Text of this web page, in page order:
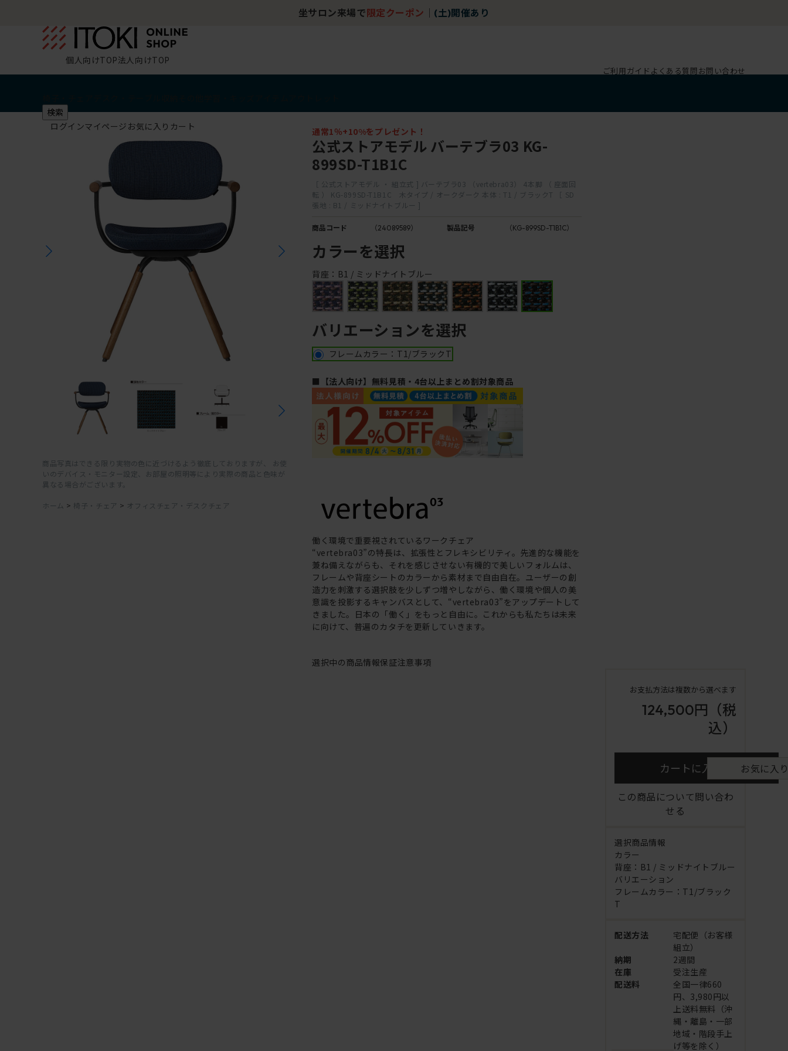
坐サロン来場で 限定クーポン (土)開催あり
個人向けTOP法人向けTOP
ご利用ガイド よくある質問お問い合わせ
検索
ログインマイページ お気に入り カート
B1 /
ブル
ー
商品写真はできる限り実物の色に近づけるよう徹底しておりますが、 お使
いのデバイス・モニター設定、お部屋の照明等により実際の商品と色味が
異なる場合がございます。
ホーム > 椅子・チェア > オフィスチェア・デスクチェア
通常1％+10%をプレゼント！
公式ストアモデル バーテブラ03 KG-
899SD-T1B1C
［ 公式ストアモデル ・ 組立式 ] バーテブラ03 （vertebra03） 4本脚 （ 座面回
転 ） KG-899SD-T1B1C 木タイプ / オークダーク 本体 : T1 / ブラックT ［ SD
張地 : B1 / ミッドナイトブルー ]
商品コード （24089589） 製品記号 （KG-899SD-T1B1C）
カラーを選択
背座：B1 / ミッドナイトブルー
バリエーションを選択
フレームカラー：T1/ブラックT
■【法人向け】無料見積・4台以上まとめ割対象商品
働く環境で重要視されているワークチェア
“vertebra03”の特長は、拡張性とフレキシビリティ。先進的な機能を
兼ね備えながらも、それを感じさせない有機的で美しいフォルムは、
フレームや背座シートのカラーから素材まで自由自在。ユーザーの創
造力を刺激する選択肢を少しずつ増やしながら、働く環境や個人の美
意識を投影するキャンバスとして、“vertebra03”をアップデートして
きました。日本の「働く」をもっと自由に。これからも私たちは未来
に向けて、普遍のカタチを更新していきます。
選択中の商品情報保証注意事項
お支払方法は複数から選べます
124,500円 （税
込）
カートに入れる お気に入
この商品について問い合わ
せる
選択商品情報
カラー
背座：B1 / ミッドナイトブルー
バリエーション
フレームカラー：T1/ブラック
T
配送方法
宅配便（お客様
組立）
納期
2週間
在庫
受注生産
配送料
全国一律660
円、3,980円以
上送料無料（沖
縄・離島・一部
地域・階段手上
げ等を除く）